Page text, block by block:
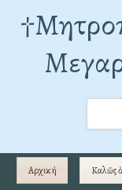
Αρχική Καλῶς